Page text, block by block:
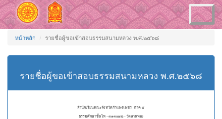
Toggle
navigation
หน้าหลัก รายชื่อผู้ขอเข้าสอบธรรมสนามหลวง พ.ศ.๒๕๖๘
รายชื่อผู้ขอเข้าสอบธรรมสนามหลวง พ.ศ.๒๕๖๘
สำนักเรียนคณะจังหวัดกำแพงเพชร ภาค ๔
ธรรมศึกษาชั้นโท - ๓๑๓๐๗๒ - วัดลานทอง